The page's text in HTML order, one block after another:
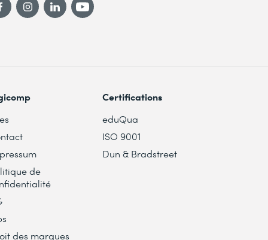
de
des marques
Certifications
eduQua
ISO 9001
Dun & Bradstreet